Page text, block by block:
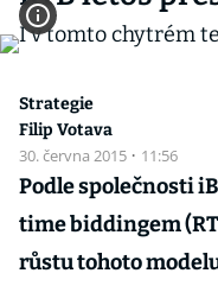
Strategie
Filip Votava
30. června 2015 · 11:56
Podle společnosti
time biddingem
růstu tohoto